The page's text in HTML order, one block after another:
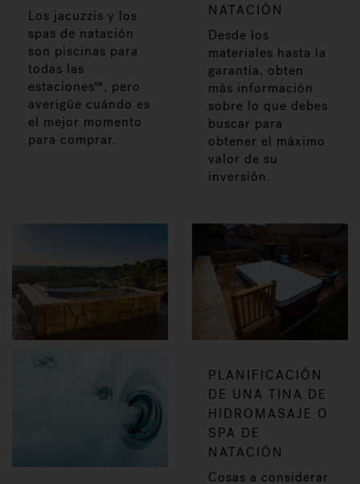
Los jacuzzis y los
spas de natación
son piscinas para
todas las
estaciones™, pero
averigüe cuándo es
el mejor momento
para comprar.
NATACIÓN
Desde los
materiales hasta la
garantía, obten
más información
sobre lo que debes
buscar para
obtener el máximo
valor de su
inversión.
PLANIFICACIÓN
DE UNA TINA DE
HIDROMASAJE O
SPA DE
NATACIÓN
Cosas a considerar